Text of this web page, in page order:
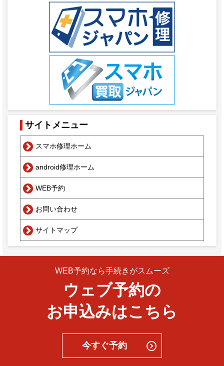
サイトメニュー
スマホ修理ホーム
android修理ホーム
WEB予約
お問い合わせ
サイトマップ
WEB予約なら手続きがスムーズ
ウェブ予約の
お申込みはこちら
今すぐ予約